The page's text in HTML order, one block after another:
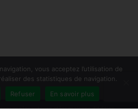
vous acceptez l’utilisation de
des statistiques de navigation.
Refuser En savoir plus